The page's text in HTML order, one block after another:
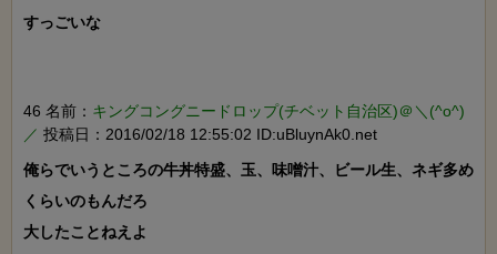
すっごいな
46 名前： キングコングニードロップ(チベット自治区)＠＼(^o^)
／ 投稿日：2016/02/18 12:55:02 ID:uBluynAk0.net
俺らでいうところの牛丼特盛、玉、味噌汁、ビール生、ネギ多め
くらいのもんだろ
大したことねえよ